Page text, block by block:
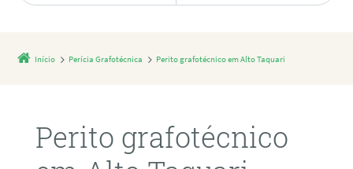
Início Perícia Grafotécnica Perito grafotécnico em Alto Taquari
Perito grafotécnico